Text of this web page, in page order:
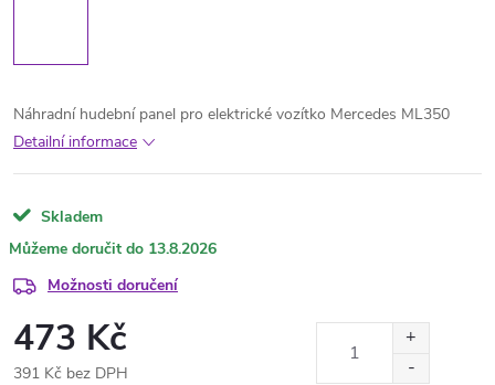
Náhradní hudební panel pro elektrické vozítko Mercedes ML350
Detailní informace
Skladem
13.8.2026
Možnosti doručení
473 Kč
391 Kč bez DPH